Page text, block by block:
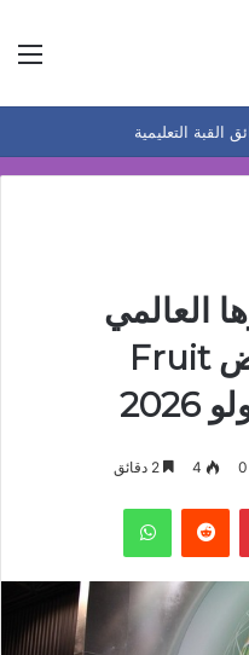
القبة التعليمية
العالمي
بالمشاركة في معرض Fruit
0
4
بينتيريست واتساب